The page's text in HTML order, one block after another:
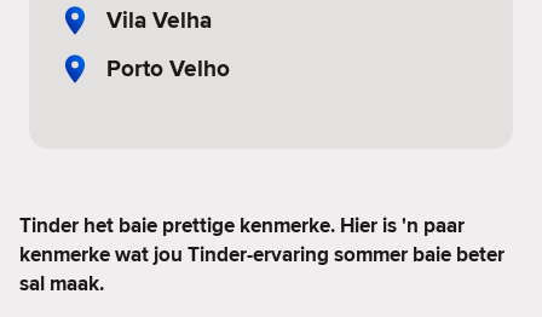
Vila Velha
Porto Velho
Tinder het baie prettige kenmerke. Hier is 'n paar
kenmerke wat jou Tinder-ervaring sommer baie beter
sal maak.